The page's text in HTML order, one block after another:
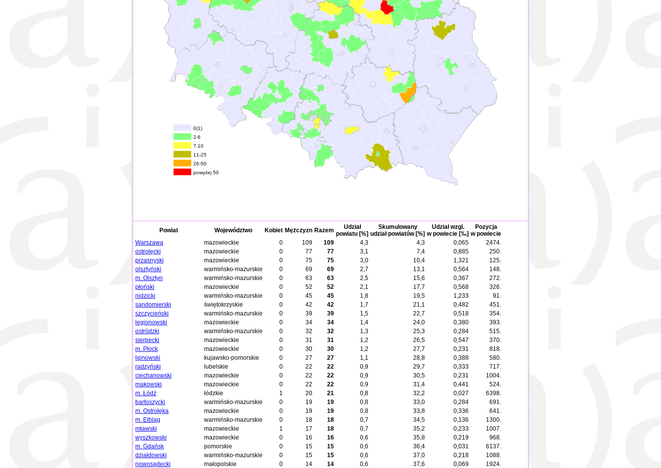
0(1)
2-6
7-10
11-25
26-50
powyżej 50
Powiat Województwo Kobiet Mężczyzn Razem
Udział
powiatu [%]
Skumulowany
udział powiatów [%]
Udział wzgl.
w powiecie [‰]
Pozycja
w powiecie
Warszawa
mazowieckie 0 109 109 4,3 4,3 0,065
2474.
ostrołęcki
mazowieckie 0 77 77 3,1 7,4 0,885
250.
przasnyski
mazowieckie 0 75 75 3,0 10,4 1,321
125.
olsztyński
warmińsko-mazurskie 0 69 69 2,7 13,1 0,564
148.
m. Olsztyn
warmińsko-mazurskie 0 63 63 2,5 15,6 0,367
272.
płoński
mazowieckie 0 52 52 2,1 17,7 0,568
326.
nidzicki
warmińsko-mazurskie 0 45 45 1,8 19,5 1,233
91.
sandomierski
świętokrzyskie 0 42 42 1,7 21,1 0,482
451.
szczycieński
warmińsko-mazurskie 0 39 39 1,5 22,7 0,518
354.
legionowski
mazowieckie 0 34 34 1,4 24,0 0,380
393.
ostródzki
warmińsko-mazurskie 0 32 32 1,3 25,3 0,284
515.
sierpecki
mazowieckie 0 31 31 1,2 26,5 0,547
370.
m. Płock
mazowieckie 0 30 30 1,2 27,7 0,231
818.
lipnowski
kujawsko-pomorskie 0 27 27 1,1 28,8 0,388
580.
radzyński
lubelskie 0 22 22 0,9 29,7 0,333
717.
ciechanowski
mazowieckie 0 22 22 0,9 30,5 0,231
1004.
makowski
mazowieckie 0 22 22 0,9 31,4 0,441
524.
m. Łódź
łódzkie 1 20 21 0,8 32,2 0,027
6398.
bartoszycki
warmińsko-mazurskie 0 19 19 0,8 33,0 0,284
691.
m. Ostrołęka
mazowieckie 0 19 19 0,8 33,8 0,336
641.
m. Elbląg
warmińsko-mazurskie 0 18 18 0,7 34,5 0,136
1300.
mławski
mazowieckie 1 17 18 0,7 35,2 0,233
1007.
wyszkowski
mazowieckie 0 16 16 0,6 35,8 0,219
968.
m. Gdańsk
pomorskie 0 15 15 0,6 36,4 0,031
6137.
działdowski
warmińsko-mazurskie 0 15 15 0,6 37,0 0,218
1088.
nowosądecki
małopolskie 0 14 14 0,6 37,6 0,069
1924.